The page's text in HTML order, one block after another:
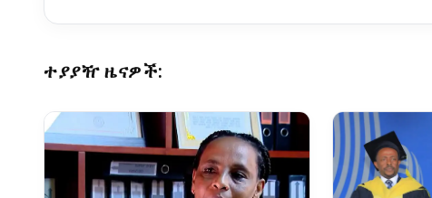
ተያያዥ ዜናዎች: